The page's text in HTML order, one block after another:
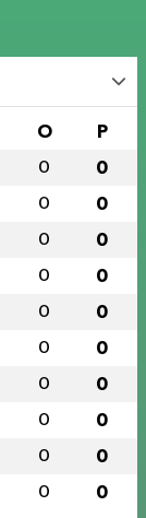
O P
0 0
0 0
0 0
0 0
0 0
0 0
0 0
0 0
0 0
0 0